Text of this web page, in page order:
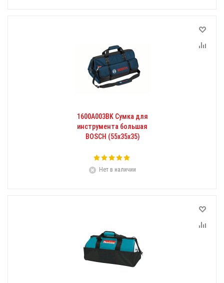
1600A003BK Сумка для
инструмента большая
BOSCH (55x35x35)
Нет в наличии